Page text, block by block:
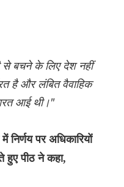
से बचने के लिए देश नहीं
है और लंबित वैवाहिक
आई थी।"
निर्णय पर अधिकारियों
हुए पीठ ने कहा,